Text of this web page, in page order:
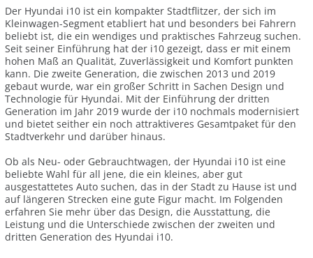
Der Hyundai i10 ist ein kompakter Stadtflitzer, der sich im
Kleinwagen-Segment etabliert hat und besonders bei Fahrern
beliebt ist, die ein wendiges und praktisches Fahrzeug suchen.
Seit seiner Einführung hat der i10 gezeigt, dass er mit einem
hohen Maß an Qualität, Zuverlässigkeit und Komfort punkten
kann. Die zweite Generation, die zwischen 2013 und 2019
gebaut wurde, war ein großer Schritt in Sachen Design und
Technologie für Hyundai. Mit der Einführung der dritten
Generation im Jahr 2019 wurde der i10 nochmals modernisiert
und bietet seither ein noch attraktiveres Gesamtpaket für den
Stadtverkehr und darüber hinaus.
Ob als Neu- oder Gebrauchtwagen, der Hyundai i10 ist eine
beliebte Wahl für all jene, die ein kleines, aber gut
ausgestattetes Auto suchen, das in der Stadt zu Hause ist und
auf längeren Strecken eine gute Figur macht. Im Folgenden
erfahren Sie mehr über das Design, die Ausstattung, die
Leistung und die Unterschiede zwischen der zweiten und
dritten Generation des Hyundai i10.